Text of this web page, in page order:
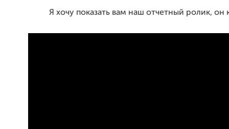
Я хочу показать вам наш отчетный ролик, он